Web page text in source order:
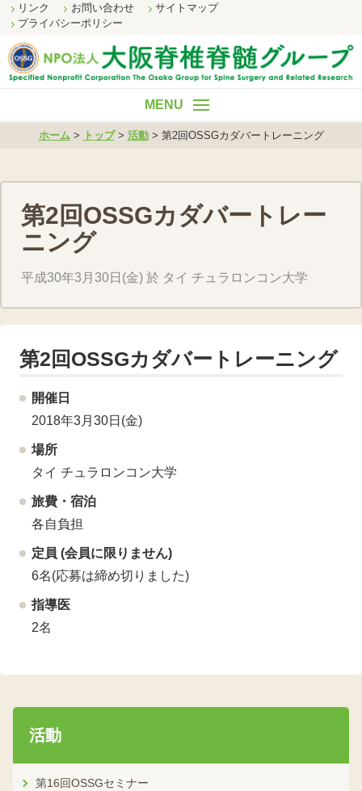
リンク お問い合わせ
サイトマップ
プライバシーポリシー
ホーム
組織概要
財務諸表
活動
ホーム > トップ > 活動 > 第2回OSSGカダバートレーニング
第2回OSSGカダバートレー
ニング
平成30年3月30日(金) 於 タイ チュラロンコン大学
第2回OSSGカダバートレーニング
開催日
2018年3月30日(金)
場所
タイ チュラロンコン大学
旅費・宿泊
各自負担
定員 (会員に限りません)
6名(応募は締め切りました)
指導医
2名
活動
第16回OSSGセミナー